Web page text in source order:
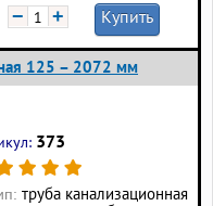
− + Купить
125 – 2072 мм
373
труба канализационная